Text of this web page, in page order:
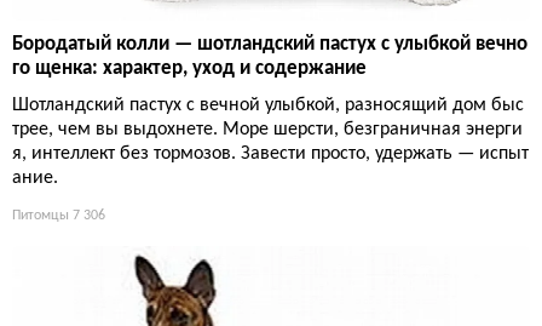
Бородатый колли — шотландский пастух с улыбкой вечно
го щенка: характер, уход и содержание
Шотландский пастух с вечной улыбкой, разносящий дом быс
трее, чем вы выдохнете. Море шерсти, безграничная энерги
я, интеллект без тормозов. Завести просто, удержать — испыт
ание.
Питомцы 7 306